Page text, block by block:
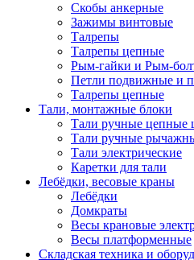
Скобы анкерные
Зажимы винтовые
Талрепы
Талрепы цепные
Рым-гайки и Рым-
Петли подвижные и
Талрепы цепные
Тали, монтажные блоки
Тали ручные цепные
Тали ручные
Тали электрические
Каретки для тали
Лебёдки, весовые краны
Лебёдки
Домкраты
Весы крановые
Весы платформенные
Складская техника и